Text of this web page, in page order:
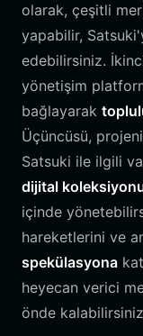
olarak, çeşitli
yapabilir,
edebilirsiniz.
yönetişim
bağlayarak
Üçüncüsü,
Satsuki ile ilgili
dijital
içinde
hareketlerini ve
spekülasyona
heyecan verici
önde